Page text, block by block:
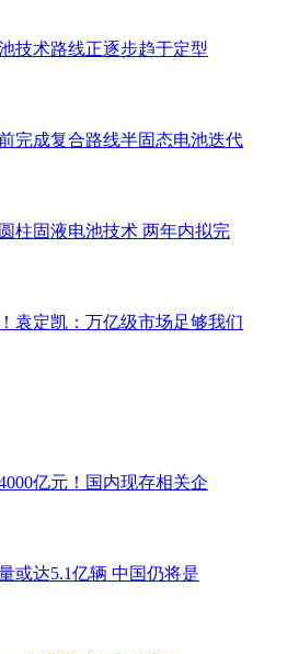
技术路线正逐步趋于定型
完成复合路线半固态电池迭代
柱固液电池技术 两年内拟完
袁定凯：万亿级市场足够我们
亿元！国内现存相关企
或达5.1亿辆 中国仍将是